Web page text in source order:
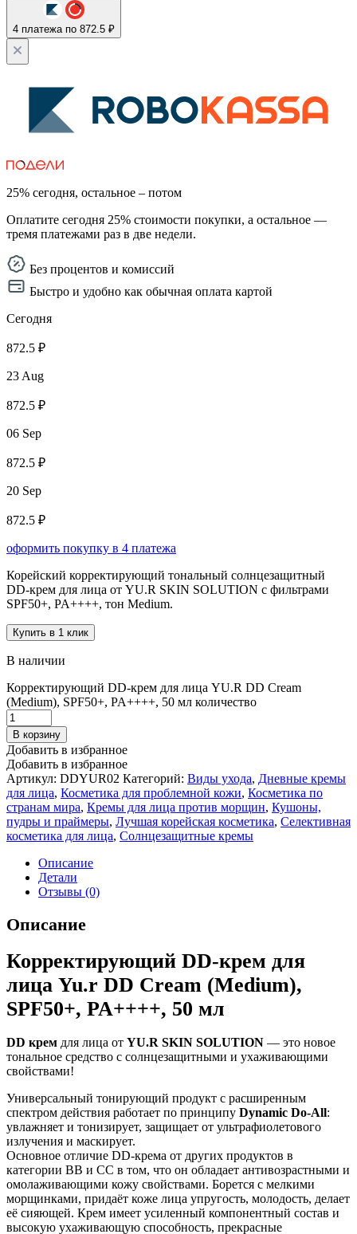
4 платежа по 872.5 ₽
25% сегодня, остальное – потом
Оплатите сегодня 25% стоимости покупки, а остальное —
тремя платежами раз в две недели.
Без процентов и комиссий
Быстро и удобно как обычная оплата картой
Сегодня
872.5 ₽
23 Aug
872.5 ₽
06 Sep
872.5 ₽
20 Sep
872.5 ₽
оформить покупку в 4 платежа
Корейский корректирующий тональный солнцезащитный
DD-крем для лица от YU.R SKIN SOLUTION с фильтрами
SPF50+, PA++++, тон Medium.
Купить в 1 клик
В наличии
Корректирующий DD-крем для лица YU.R DD Cream
(Medium), SPF50+, PA++++, 50 мл количество
В корзину
Добавить в избранное
Добавить в избранное
Артикул: DDYUR02 Категорий: Виды ухода, Дневные кремы
для лица, Косметика для проблемной кожи, Косметика по
странам мира, Кремы для лица против морщин, Кушоны,
пудры и праймеры, Лучшая корейская косметика, Селективная
косметика для лица, Солнцезащитные кремы
Описание
Детали
Отзывы (0)
Описание
Корректирующий DD-крем для
лица Yu.r DD Cream (Medium),
SPF50+, PA++++, 50 мл
DD крем для лица от YU.R SKIN SOLUTION — это новое
тональное средство с солнцезащитными и ухаживающими
свойствами!
Универсальный тонирующий продукт с расширенным
спектром действия работает по принципу Dynamic Do-All:
увлажняет и тонизирует, защищает от ультрафиолетового
излучения и маскирует.
Основное отличие DD-крема от других продуктов в
категории BB и СС в том, что он обладает антивозрастными и
омолаживающими кожу свойствами. Борется с мелкими
морщинками, придаёт коже лица упругость, молодость, делает
её сияющей. Крем имеет усиленный компонентный состав и
высокую ухаживающую способность, прекрасные